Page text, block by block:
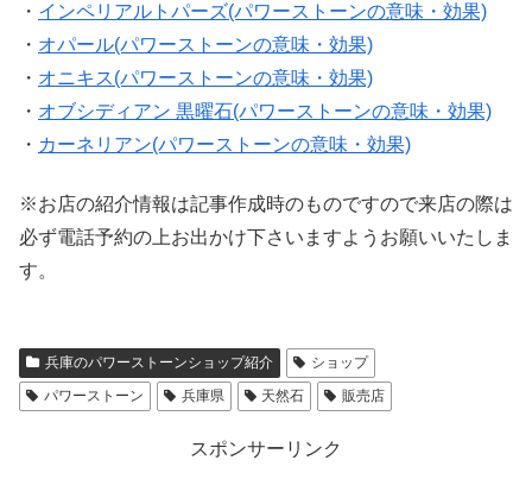
・ インペリアルトパーズ(パワーストーンの意味・効果)
・ オパール(パワーストーンの意味・効果)
・ オニキス(パワーストーンの意味・効果)
・ オブシディアン 黒曜石(パワーストーンの意味・効果)
・ カーネリアン(パワーストーンの意味・効果)
※お店の紹介情報は記事作成時のものですので来店の際は
必ず電話予約の上お出かけ下さいますようお願いいたしま
す。
兵庫のパワーストーンショップ紹介
ショップ
パワーストーン
兵庫県 天然石 販売店
スポンサーリンク